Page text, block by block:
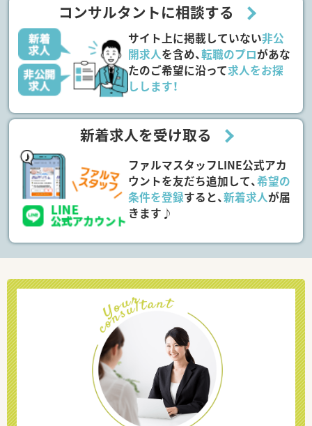
コンサルタントに相談する
サイト上に掲載していない非公
開求人を含め、転職のプロがあな
たのご希望に沿って求人をお探
しします！
新着求人を受け取る
ファルマスタッフLINE公式アカ
ウントを友だち追加して、希望の
条件を登録すると、新着求人が届
きます♪